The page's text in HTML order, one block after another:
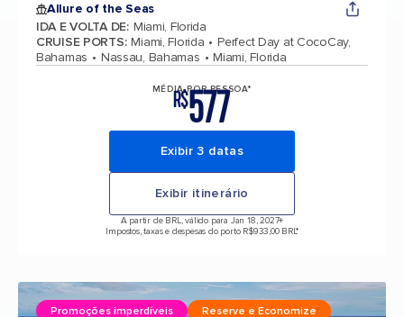
Allure of the Seas
IDA E VOLTA DE: Miami, Florida
CRUISE PORTS: Miami, Florida
Perfect Day at CocoCay,
Bahamas
Nassau, Bahamas Miami, Florida
MÉDIA POR PESSOA*
R$577
Exibir 3 datas
Exibir itinerário
A partir de BRL, válido para Jan 18, 2027+
Impostos, taxas e despesas do porto R$933,00 BRL*
Promoções imperdíveis Reserve e Economize